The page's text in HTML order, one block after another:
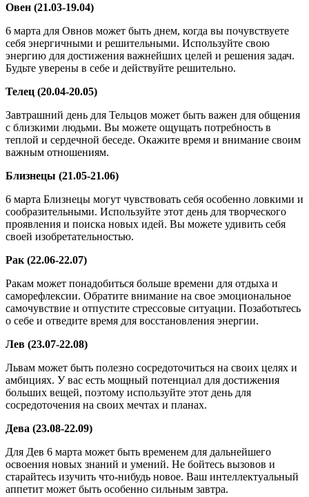
Овен (21.03-19.04)
6 марта для Овнов может быть днем, когда вы почувствуете
себя энергичными и решительными. Используйте свою
энергию для достижения важнейших целей и решения задач.
Будьте уверены в себе и действуйте решительно.
Телец (20.04-20.05)
Завтрашний день для Тельцов может быть важен для общения
с близкими людьми. Вы можете ощущать потребность в
теплой и сердечной беседе. Окажите время и внимание своим
важным отношениям.
Близнецы (21.05-21.06)
6 марта Близнецы могут чувствовать себя особенно ловкими и
сообразительными. Используйте этот день для творческого
проявления и поиска новых идей. Вы можете удивить себя
своей изобретательностью.
Рак (22.06-22.07)
Ракам может понадобиться больше времени для отдыха и
саморефлексии. Обратите внимание на свое эмоциональное
самочувствие и отпустите стрессовые ситуации. Позаботьтесь
о себе и отведите время для восстановления энергии.
Лев (23.07-22.08)
Львам может быть полезно сосредоточиться на своих целях и
амбициях. У вас есть мощный потенциал для достижения
больших вещей, поэтому используйте этот день для
сосредоточения на своих мечтах и планах.
Дева (23.08-22.09)
Для Дев 6 марта может быть временем для дальнейшего
освоения новых знаний и умений. Не бойтесь вызовов и
старайтесь изучить что-нибудь новое. Ваш интеллектуальный
аппетит может быть особенно сильным завтра.